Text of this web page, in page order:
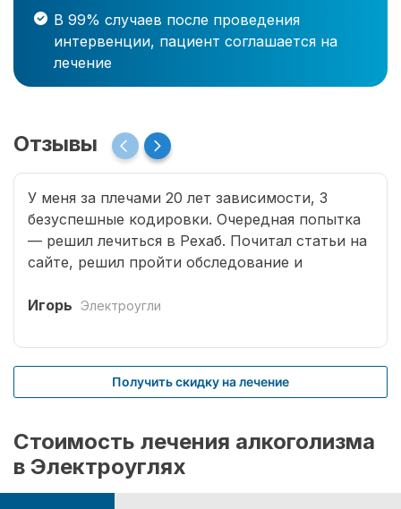
В 99% случаев после проведения
интервенции, пациент соглашается на
лечение
Отзывы
У меня за плечами 20 лет зависимости, 3
безуспешные кодировки. Очередная попытка
— решил лечиться в Рехаб. Почитал статьи на
сайте, решил пройти обследование и
обратиться к доктору. Врачи все деликатные,
комплексное избавление наркомании.
Учитываются и хронические заболевания,
приобретенные в результате длительных
комплексе провели процедуру кодирования.
Вылечить в моем случае оказалось не так-то
просто. Мне было недостаточно только
оказания первой помощи при запое. Врачи, не
Игорь Электроугли
Получить скидку на лечение
Стоимость лечения алкоголизма
в Электроуглях